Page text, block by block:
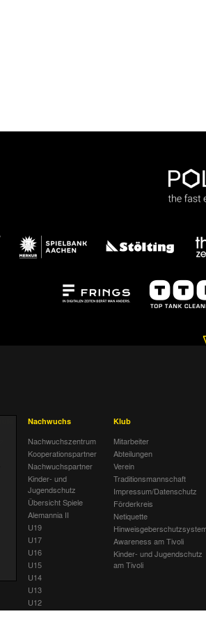
Nachwuchs
Nachwuchszentrum
Kooperationspartner
Nachwuchspartner
Kinder- und
Jugendschutz
Übersicht Spiele
Alemannia II
U19
U17
U16
U15
U14
U13
U12
Klub
Mitarbeiter
Abteilungen
Verein
Traditionsmannschaft
Impressum/Datenschutz
Förderkreis
Netiquette
Awareness am Tivoli
Kinder- und Jugendschutz
am Tivoli